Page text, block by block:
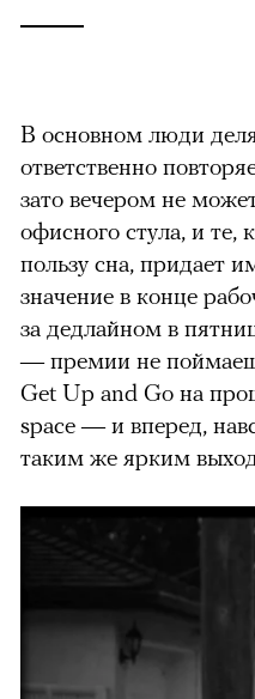
В основном люди
ответственно
зато вечером не
офисного стула, и те,
пользу сна, придает
значение в конце
за дедлайном в
— премии не
Get Up and Go на
space — и вперед,
таким же ярким